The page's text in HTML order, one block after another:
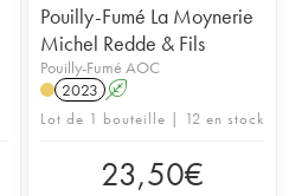
Pouilly-Fumé La Moynerie
Michel Redde & Fils
Pouilly-Fumé AOC
2023 A
Lot de 1 bouteille | 12 en stock
23,50€